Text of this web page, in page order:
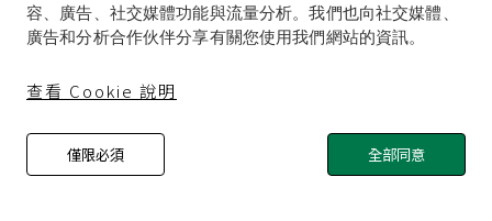
物理 化學地球科學天文
© SCIENTIFIC AMERICAN, A DIVISION OF NATURE
AMERICA, INC.ALL RIGHTS RESERVED.
容、廣告、社交媒體功能與流量分析。我們也向社交媒體、
廣告和分析合作伙伴分享有關您使用我們網站的資訊。
查看 Cookie 說明
僅限必須 全部同意